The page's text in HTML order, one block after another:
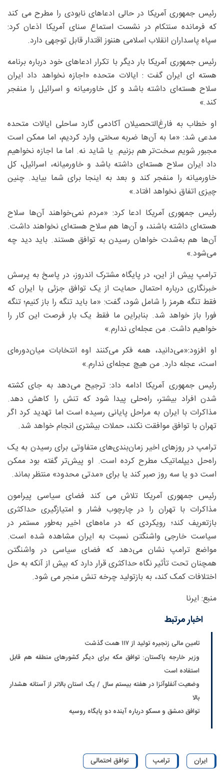
رئیس جمهوری آمریکا در حالی ادعاهای نابودی را مطرح می کند
که فرمانده سنتکام در نشست استماع سنای آمریکا اذعان کرد:
سپاه پاسداران انقلاب اسلامی هننوز اقتدار قابل توجهی دارد.
رئیس جمهوری آمریکا بار دیگر با تکرار ادعاهای خود درباره برنامه
هسته ای ایران گفت : ایالات متحده «اجازه نخواهد داد ایران
سلاح هسته‌ای داشته باشد و کل خاورمیانه و اسرائیل را منفجر
کند.»
او خطاب به فارغ‌التحصیلان آکادمی گارد ساحلی ایالات متحده
مدعی شد: «ما به آن‌ها ضربه سختی وارد کردیم، اما ممکن است
مجبور شویم سخت‌تر هم بزنیم. یا شاید نه. اما ما اجازه نخواهیم
داد ایران سلاح هسته‌ای داشته باشد و خاورمیانه، اسرائیل، کل
خاورمیانه را منفجر کند و بعد به اینجا برای شما بیاید. چنین
چیزی اتفاق نخواهد افتاد.»
رئیس جمهوری آمریکا ادعا کرد: «مردم نمی‌خواهند آن‌ها سلاح
هسته‌ای داشته باشند، و آن‌ها هم سلاح هسته‌ای نخواهند داشت.
آن‌ها هم به‌شدت خواهان رسیدن به توافق هستند. باید دید چه
می‌شود.»
ترامپ پیش از این، در پایگاه مشترک اندروز، در پاسخ به پرسش
خبرنگاری درباره احتمال حمایت از یک توافق جزئی با ایران که
فقط تنگه هرمز را شامل شود، گفت: «ما باید تنگه را باز کنیم؛ تنگه
فورا باز خواهد شد. بنابراین ما فقط یک بار فرصت این کار را
خواهیم داشت. من عجله‌ای ندارم.»
او افزود:«می‌دانید، همه فکر می‌کنند اوه انتخابات میان‌دوره‌ای
است، عجله دارد. من هیچ عجله‌ای ندارم.»
رئیس جمهوری آمریکا ادامه داد: ترجیح می‌دهد به جای کشته
شدن افراد بیشتر، راه‌حلی پیدا شود که تنش را کاهش دهد.
مذاکرات با ایران به مراحل پایانی رسیده است اما تهدید کرد اگر
تهران با توافق موافقت نکند، حملات بیشتری انجام خواهد شد.
ترامپ در روزهای اخیر زمان‌بندی‌های متفاوتی برای رسیدن به یک
راه‌حل دیپلماتیک مطرح کرده است. او پیش‌تر گفته بود ممکن
است دو یا سه روز صبر کند یا برای «مدتی محدود» منتظر بماند.
رئیس جمهوری آمریکا تلاش می کند فضای سیاسی پیرامون
مذاکرات با تهران را در چارچوب فشار و امتیازگیری حداکثری
بازتعریف کند؛ رویکردی که در ماه‌های اخیر به‌طور مستمر در
سیاست خارجی واشنگتن نسبت به ایران مشاهده شده است.
مواضع ترامپ نشان می‌دهد که فضای سیاسی در واشنگتن
همچنان تحت تأثیر نگاه حداکثری قرار دارد که بیش از آنکه به حل
اختلافات کمک کند، به بازتولید چرخه تنش منجر می شود.
منبع: ایرنا
اخبار مرتبط
تامین مالی زنجیره تولید از ۱۱۷ همت گذشت
وزیر خارجه پاکستان: توافق مکه برای دیگر کشورهای منطقه هم قابل
استفاده است
وضعیت آنفلوآنزا در هفته بیستم سال / یک استان بالاتر از آستانه هشدار
بالا
توافق دمشق و مسکو درباره آینده دو پایگاه روسیه
ایران ترامپ توافق احتمالی